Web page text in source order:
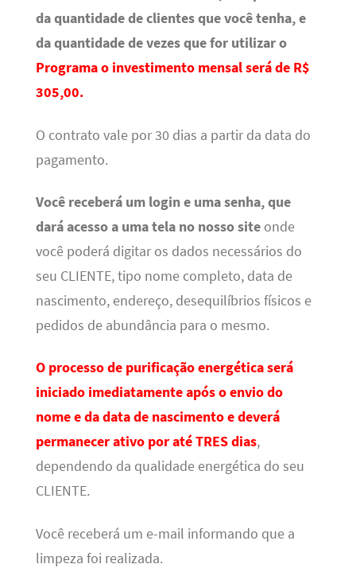
da quantidade de clientes que você tenha, e
da quantidade de vezes que for utilizar o
Programa o investimento mensal será de R$
305,00.
O contrato vale por 30 dias a partir da data do
pagamento.
Você receberá um login e uma senha, que
dará acesso a uma tela no nosso siteonde
você poderá digitar os dados necessários do
seu CLIENTE, tipo nome completo, data de
nascimento, endereço, desequilíbrios físicos e
pedidos de abundância para o mesmo.
O processo de purificação energética será
iniciado imediatamente após o envio do
nome e da data de nascimento e deverá
permanecer ativo por até TRES dias,
dependendo da qualidade energética do seu
CLIENTE.
Você receberá um e-mail informando que a
limpeza foi realizada.